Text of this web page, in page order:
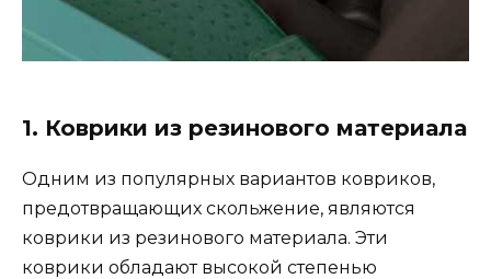
1. Коврики из резинового материала
Одним из популярных вариантов ковриков,
предотвращающих скольжение, являются
коврики из резинового материала. Эти
коврики обладают высокой степенью